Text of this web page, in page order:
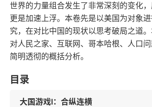
世界的力量组合发生了非常深刻的变化
更是加速上浮。本卷先是以美国为对象
究，在对比中国的现状以思考破局之道
对人民之家、互联网、哥本哈根、人口
简明透彻的概括分析。
目录
大国游戏I：合纵连横